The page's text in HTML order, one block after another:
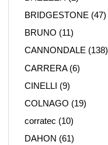
BRIDGESTONE (47)
BRUNO (11)
CANNONDALE (138)
CARRERA(6)
CINELLI (9)
COLNAGO (19)
corratec (10)
DAHON (61)